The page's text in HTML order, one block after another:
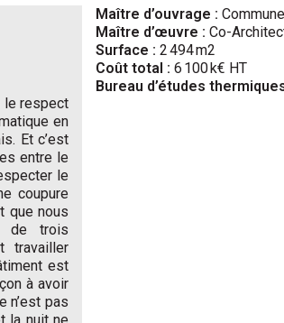
le respect
en
Et c’est
entre le
le
coupure
que nous
de trois
travailler
est
à avoir
n’est pas
la nuit ne
Maître d’ouvrage :
Maître d’œuvre : Co-
Surface : 2 494 m2
Coût total : 6 100 k€ HT
Bureau d’études